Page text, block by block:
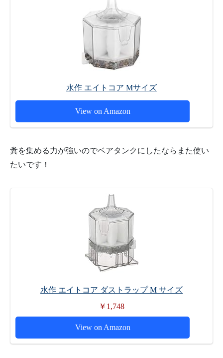
水作 エイトコア Mサイズ
View on Amazon
糞を集める力が強いのでベアタンクにしたならまた使い
たいです！
水作 エイトコア ダストラップ M サイズ
￥1,748
View on Amazon